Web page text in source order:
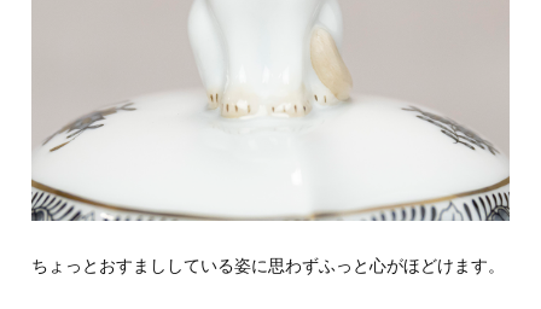
ちょっとおすまししている姿に思わずふっと心がほどけます。